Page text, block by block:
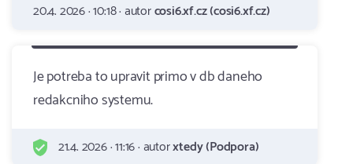
20.4. 2026 · 10:18 · autorcosi6.xf.cz (cosi6.xf.cz)
Je potreba to upravit primo v db daneho
redakcniho systemu.
21.4. 2026 · 11:16 · autorxtedy (Podpora)